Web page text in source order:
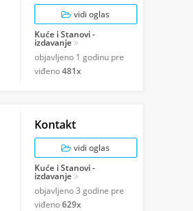
vidi oglas
Kuće i Stanovi -
izdavanje
objavljeno 1 godinu pre
viđeno481x
Kontakt
vidi oglas
Kuće i Stanovi -
izdavanje
objavljeno3 godine pre
viđeno629x